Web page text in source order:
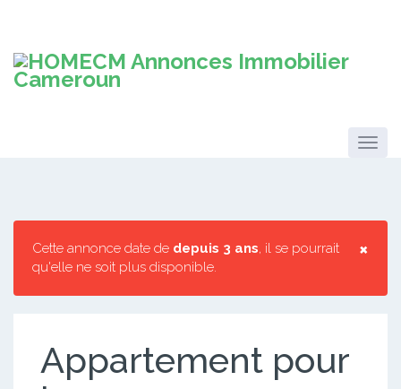
×
Cette annonce date de depuis 3 ans, il se pourrait
qu'elle ne soit plus disponible.
Appartement pour